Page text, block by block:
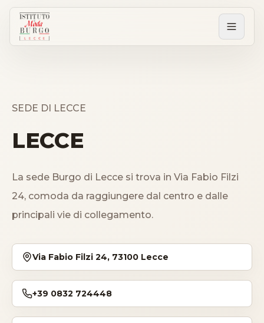
Corsi post diploma
Corsi brevi
Sartorial Experience
SCUOLA
Storia
Dove siamo
SEDE DI LECCE
LECCE
La sede Burgo di Lecce si trova in Via Fabio Filzi
24, comoda da raggiungere dal centro e dalle
principali vie di collegamento.
Via Fabio Filzi 24, 73100 Lecce
+39 0832 724448